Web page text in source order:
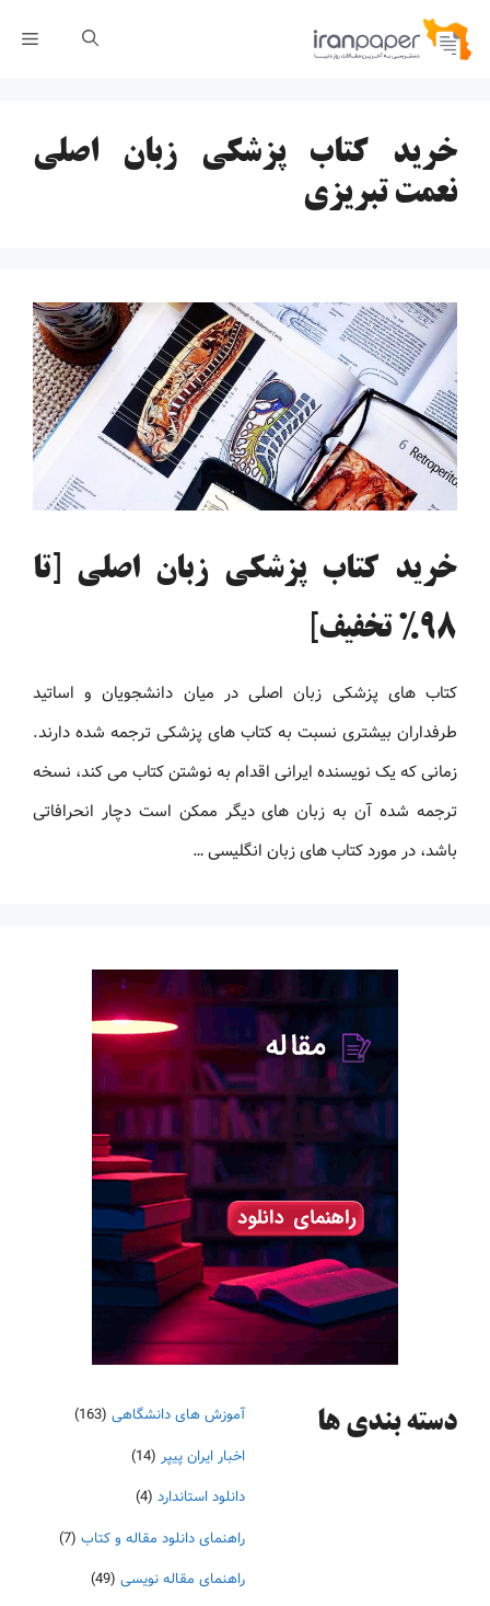
پرش
خرید کتاب پزشکی زبان اصلی
نعمت تبریزی
خرید کتاب پزشکی زبان اصلی [تا
98% تخفیف]
کتاب های پزشکی زبان اصلی در میان دانشجویان و اساتید
طرفداران بیشتری نسبت به کتاب های پزشکی ترجمه شده دارند.
زمانی که یک نویسنده ایرانی اقدام به نوشتن کتاب می کند، نسخه
ترجمه شده آن به زبان های دیگر ممکن است دچار انحرافاتی
باشد، در مورد کتاب های زبان انگلیسی …
دسته‌ بندی ها آموزش های دانشگاهی (163)
اخبار ایران پیپر (14)
دانلود استاندارد (4)
راهنمای دانلود مقاله و کتاب (7)
راهنمای مقاله نویسی (49)